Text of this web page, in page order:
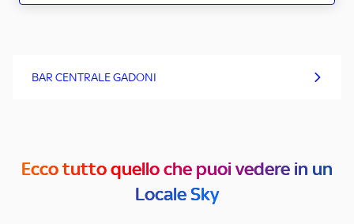
BAR CENTRALE GADONI
Ecco tutto quello che puoi vedere in un
Locale Sky